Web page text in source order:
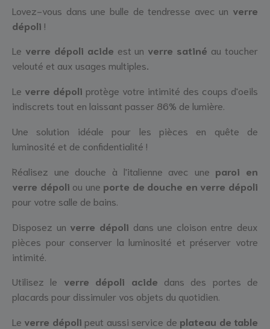
Lovez-vous dans une bulle de tendresse avec un verre
dépoli !
Le verre dépoli acide est un verre satiné au toucher
velouté et aux usages multiples.
Le verre dépoli protège votre intimité des coups d'oeils
indiscrets tout en laissant passer 86% de lumière.
Une solution idéale pour les pièces en quête de
luminosité et de confidentialité !
Réalisez une douche à l'italienne avec une paroi en
verre dépoli ou une porte de douche en verre dépoli
pour votre salle de bains.
Disposez un verre dépoli dans une cloison entre deux
pièces pour conserver la luminosité et préserver votre
intimité.
Utilisez le verre dépoli acide dans des portes de
placards pour dissimuler vos objets du quotidien.
Le verre dépoli peut aussi service de plateau de table